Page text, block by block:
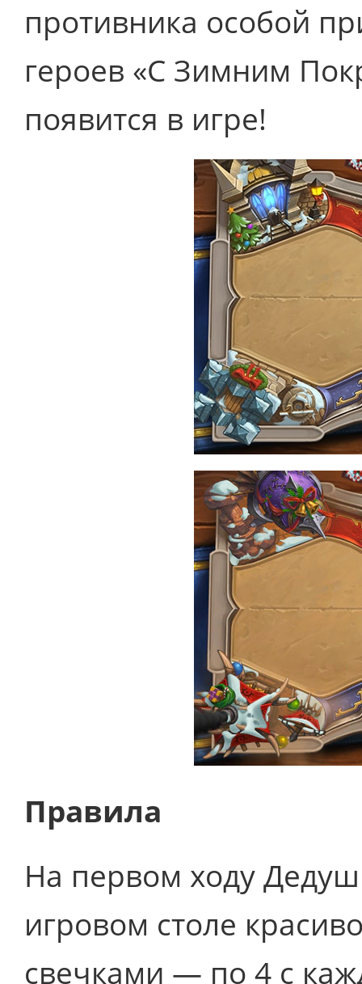
противника особой
героев «С Зимним
появится в игре!
Правила
На первом ходу
игровом столе
свечками — по 4 с